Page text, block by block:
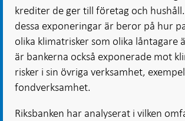
krediter de ger till företag och
dessa exponeringar är beror på hur
olika klimatrisker som olika låntagare
är bankerna också exponerade mot
risker i sin övriga verksamhet,
fondverksamhet.
Riksbanken har analyserat i vilken